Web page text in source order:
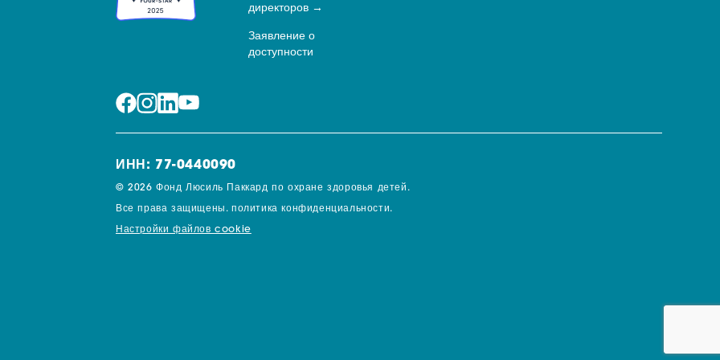
директоров
Заявление о
доступности
ИНН: 77-0440090
© 2026 Фонд Люсиль Паккард по охране здоровья детей.
Все права защищены. политика конфиденциальности.
Настройки файлов cookie